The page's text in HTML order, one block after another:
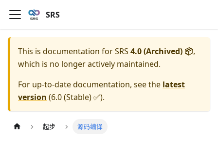
SRS
This is documentation forSRS 4.0 (Archived) 📦,
which is no longer actively maintained.
For up-to-date documentation, see the latest
version (6.0 (Stable) ✅).
起步 源码编译